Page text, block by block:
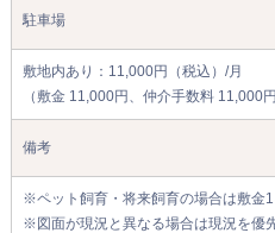
駐車場
敷地内あり：11,000円（税込）/月
（敷金 11,000円、仲介手数料
備考
※ペット飼育・将来飼育の場合は敷金1
※図面が現況と異なる場合は現況を優